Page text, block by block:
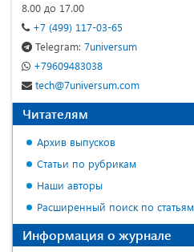
8.00 до 17.00
+7 (499) 117-03-65
Telegram: 7universum
+79609483038
tech@7universum.com
Читателям
Архив выпусков
Статьи по рубрикам
Наши авторы
Расширенный поиск по статьям
Информация о журнале